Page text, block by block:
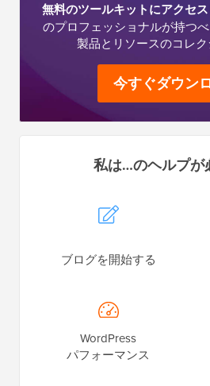
無料のツールキットにアクセ
のプロフェッショナルが持つ
製品とリソースのコレク
今すぐダウン
私は…のヘルプが
ブログを開始する
WordPress
パフォーマンス